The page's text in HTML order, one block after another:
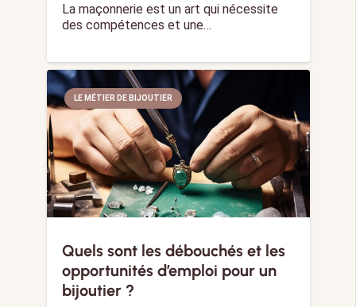
La maçonnerie est un art qui nécessite
des compétences et une…
LE MÉTIER DE BIJOUTIER
Quels sont les débouchés et les
opportunités d’emploi pour un
bijoutier ?